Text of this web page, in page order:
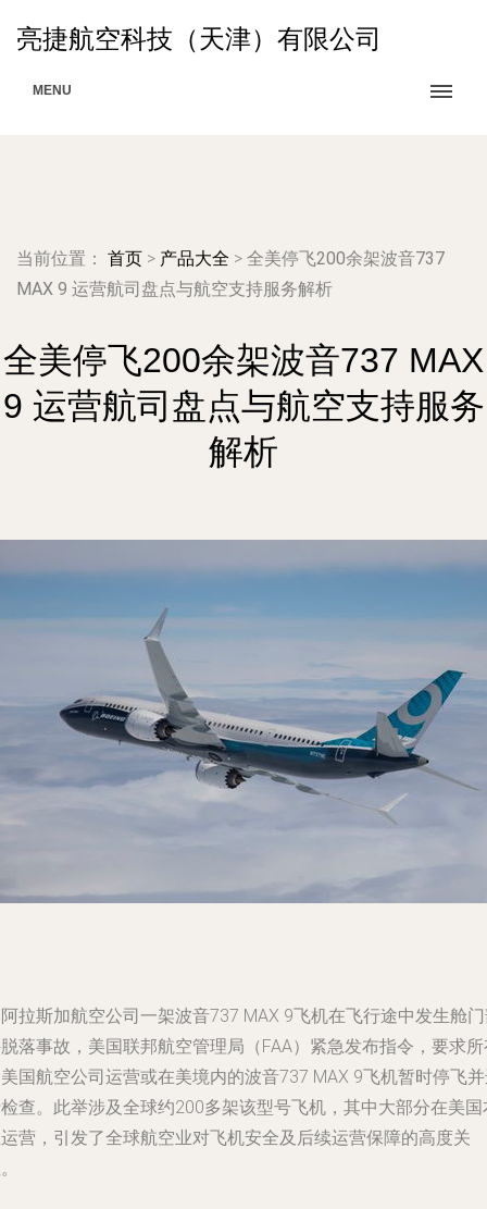
亮捷航空科技（天津）有限公司
MENU
当前位置： 首页 > 产品大全 > 全美停飞200余架波音737
MAX 9 运营航司盘点与航空支持服务解析
全美停飞200余架波音737 MAX
9 运营航司盘点与航空支持服务
解析
拉斯加航空公司一架波音737 MAX 9飞机在飞行途中发生舱
落事故，美国联邦航空管理局（FAA）紧急发布指令，要求
国航空公司运营或在美境内的波音737 MAX 9飞机暂时停飞
查。此举涉及全球约200多架该型号飞机，其中大部分在美国
营，引发了全球航空业对飞机安全及后续运营保障的高度关